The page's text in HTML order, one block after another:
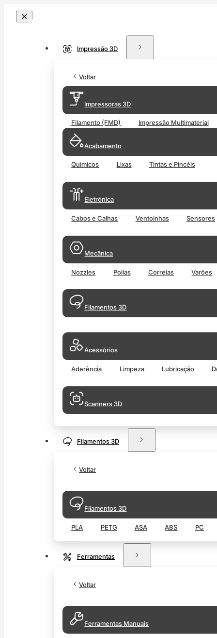
Impressão 3D
Voltar
Impressoras 3D
Filamento (FMD) Impressão Multimaterial
Acabamento
Químicos Lixas Tintas e Pincéis
Eletrónica
Cabos e Calhas Ventoinhas Sensores
Mecânica
Nozzles Polias Correias Varões
Filamentos 3D
Acessórios
Aderência Limpeza Lubricação
Scanners 3D
Filamentos 3D
Voltar
Filamentos 3D
PLA PETG ASA ABS PC
Ferramentas
Voltar
Ferramentas Manuais